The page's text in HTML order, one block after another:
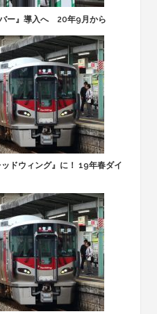
ー』導入へ 20年9月から
ドウィング』に！ 19年春ダイ